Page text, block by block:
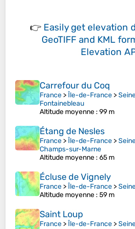
👉 Easily get elevation
GeoTIFF and KML
Elevation
Carrefour du Coq
France >Île-de-France >
Fontainebleau
Altitude moyenne : 99 m
Étang de Nesles
France >Île-de-France >
Champs-sur-Marne
Altitude moyenne : 65 m
Écluse de Vignely
France >Île-de-France >
Altitude moyenne : 59 m
Saint Loup
France >Île-de-France >